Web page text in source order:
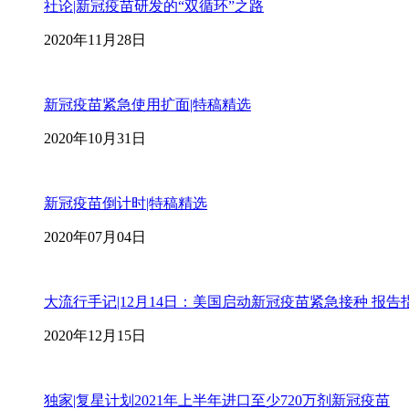
社论|新冠疫苗研发的“双循环”之路
2020年11月28日
新冠疫苗紧急使用扩面|特稿精选
2020年10月31日
新冠疫苗倒计时|特稿精选
2020年07月04日
大流行手记|12月14日：美国启动新冠疫苗紧急接种 报告
2020年12月15日
独家|复星计划2021年上半年进口至少720万剂新冠疫苗